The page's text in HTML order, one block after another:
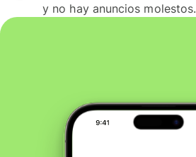
y no hay anuncios molestos.